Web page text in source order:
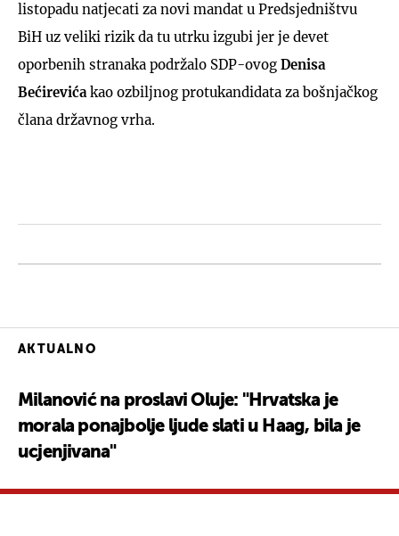
listopadu natjecati za novi mandat u Predsjedništvu
BiH uz veliki rizik da tu utrku izgubi jer je devet
oporbenih stranaka podržalo SDP-ovog Denisa
Bećirevića kao ozbiljnog protukandidata za bošnjačkog
člana državnog vrha.
AKTUALNO
Milanović na proslavi Oluje: "Hrvatska je
morala ponajbolje ljude slati u Haag, bila je
ucjenjivana"